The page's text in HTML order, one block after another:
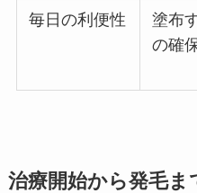
毎日の利便性
塗布
の確
治療開始から発毛